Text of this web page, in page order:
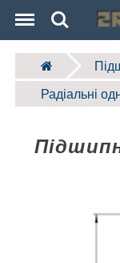
Search
Радіальні